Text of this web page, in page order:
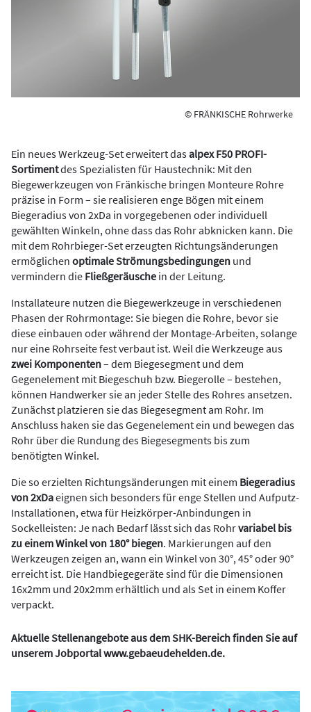
© FRÄNKISCHE Rohrwerke
Ein neues Werkzeug-Set erweitert dasalpex F50 PROFI-
Sortimentdes Spezialisten für Haustechnik: Mit den
Biegewerkzeugen von Fränkische bringen Monteure Rohre
präzise in Form – sie realisieren enge Bögen mit einem
Biegeradius von 2xDa in vorgegebenen oder individuell
gewählten Winkeln, ohne dass das Rohr abknicken kann. Die
mit dem Rohrbieger-Set erzeugten Richtungsänderungen
ermöglichen optimale Strömungsbedingungen und
vermindern die Fließgeräusche in der Leitung.
Installateure nutzen die Biegewerkzeuge in verschiedenen
Phasen der Rohrmontage: Sie biegen die Rohre, bevor sie
diese einbauen oder während der Montage-Arbeiten, solange
nur eine Rohrseite fest verbaut ist. Weil die Werkzeuge aus
zwei Komponenten– dem Biegesegment und dem
Gegenelement mit Biegeschuh bzw. Biegerolle – bestehen,
können Handwerker sie an jeder Stelle des Rohres ansetzen.
Zunächst platzieren sie das Biegesegment am Rohr. Im
Anschluss haken sie das Gegenelement ein und bewegen das
Rohr über die Rundung des Biegesegments bis zum
benötigten Winkel.
Die so erzielten Richtungsänderungen mit einem Biegeradius
von 2xDaeignen sich besonders für enge Stellen und Aufputz-
Installationen, etwa für Heizkörper-Anbindungen in
Sockelleisten: Je nach Bedarf lässt sich das Rohrvariabel bis
zu einem Winkel von 180° biegen. Markierungen auf den
Werkzeugen zeigen an, wann ein Winkel von 30°, 45° oder 90°
erreicht ist. Die Handbiegegeräte sind für die Dimensionen
16x2mm und 20x2mm erhältlich und als Set in einem Koffer
verpackt.
Aktuelle Stellenangebote aus dem SHK-Bereich finden Sie auf
unserem Jobportalwww.gebaeudehelden.de.